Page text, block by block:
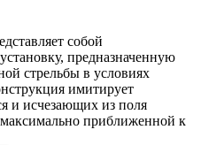
собой
предназначенную
стрельбы в условиях
имитирует
и исчезающих из поля
максимально приближенной к